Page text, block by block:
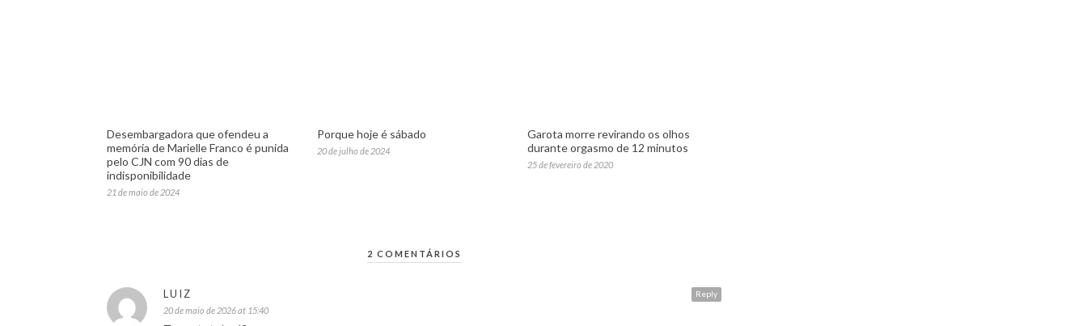
Desembargadora que ofendeu a
memória de Marielle Franco é punida
pelo CJN com 90 dias de
indisponibilidade
21 de maio de 2024
Porque hoje é sábado
20 de julho de 2024
Garota morre revirando os olhos
durante orgasmo de 12 minutos
25 de fevereiro de 2020
2 COMENTÁRIOS
Reply
LUIZ
20 de maio de 2026 at 15:40